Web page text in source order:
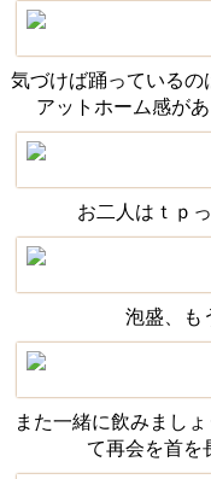
気づけば踊っているの
アットホーム感が
お二人はｔｐ
泡盛、も
また一緒に飲みまし
て再会を首を